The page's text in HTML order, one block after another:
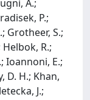
A.;
P.;
Grotheer, S.;
R.;
Ioannoni, E.;
D. H.; Khan,
J.;